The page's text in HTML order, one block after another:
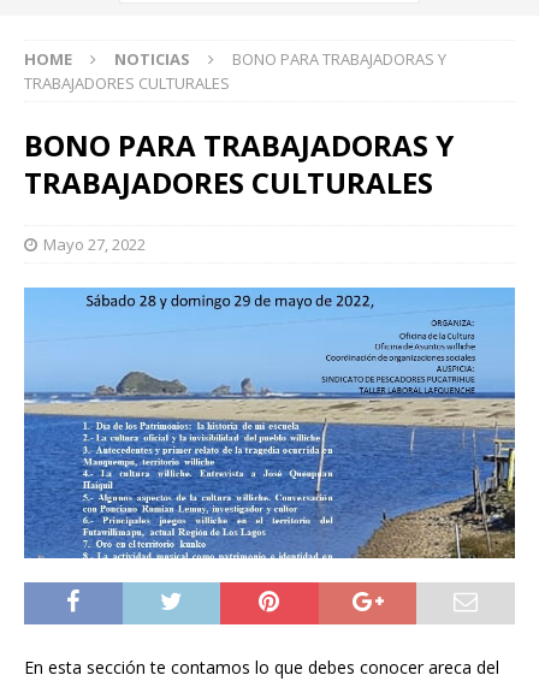
HOME NOTICIAS
BONO PARA TRABAJADORAS Y
TRABAJADORES CULTURALES
BONO PARA TRABAJADORAS Y
TRABAJADORES CULTURALES
Mayo 27, 2022
En esta sección te contamos lo que debes conocer areca del